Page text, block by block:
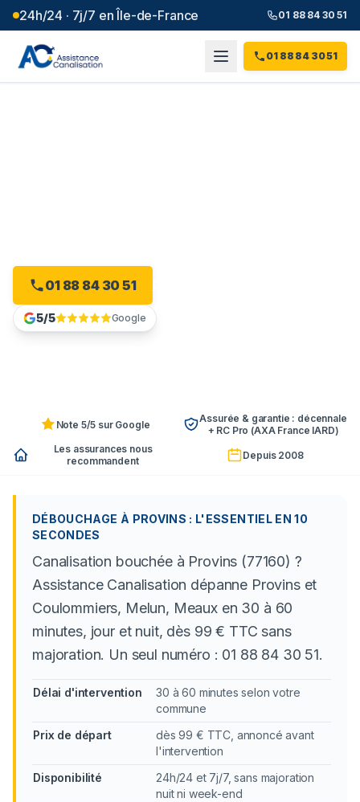
24h/24 · 7j/7 en Île-de-France 01 88 84 30 51
01 88 84 30 51
01 88 84 30 51
5/5 Google
Note 5/5 sur Google
Assurée & garantie : décennale
+ RC Pro (AXA France IARD)
Les assurances nous
recommandent
Depuis 2008
DÉBOUCHAGE À PROVINS : L'ESSENTIEL EN 10
SECONDES
Canalisation bouchée à Provins (77160) ?
Assistance Canalisation dépanne Provins et
Coulommiers, Melun, Meaux en 30 à 60
minutes, jour et nuit, dès 99 € TTC sans
majoration. Un seul numéro : 01 88 84 30 51.
Délai d'intervention
30 à 60 minutes selon votre
commune
Prix de départ
dès 99 € TTC, annoncé avant
l'intervention
Disponibilité
24h/24 et 7j/7, sans majoration
nuit ni week-end